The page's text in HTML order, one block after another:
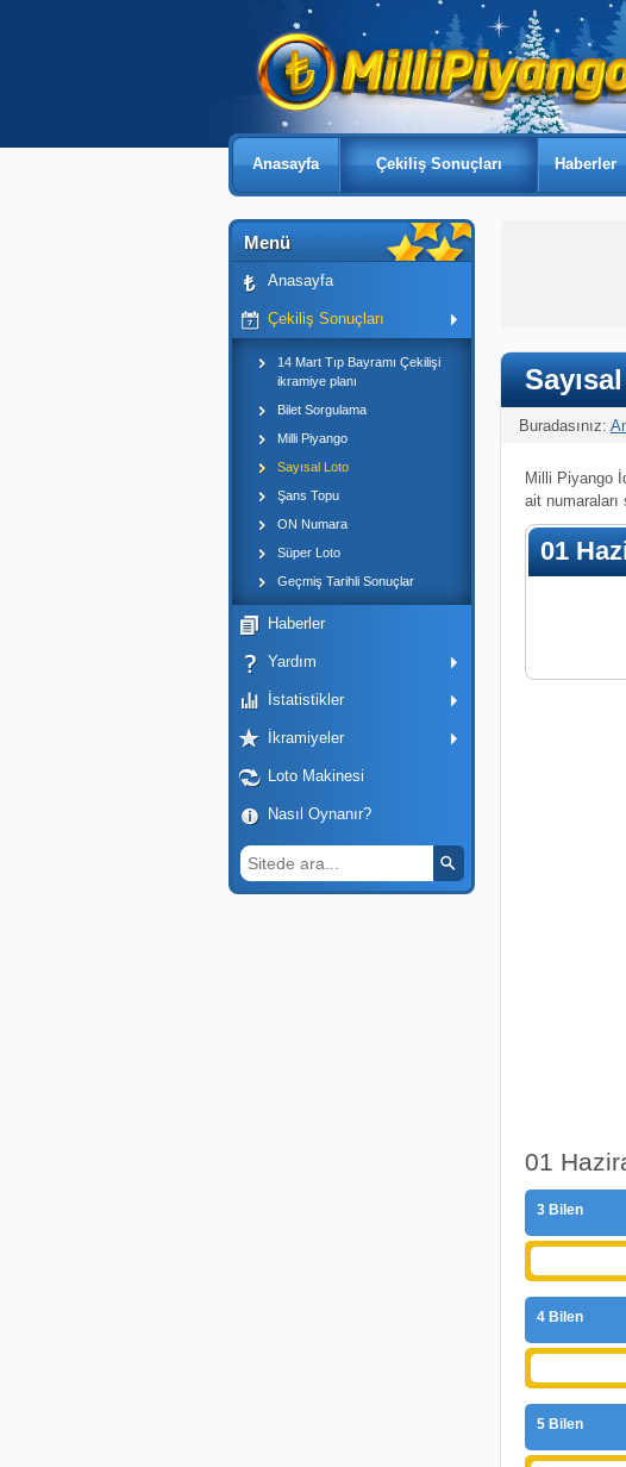
Anasayfa Çekiliş Sonuçları Haberler
Menü
Anasayfa
Çekiliş Sonuçları
14 Mart Tıp Bayramı Çekilişi
ikramiye planı
Bilet Sorgulama
Milli Piyango
Sayısal Loto
Şans Topu
ON Numara
Süper Loto
Geçmiş Tarihli Sonuçlar
Haberler
Yardım
İstatistikler
İkramiyeler
Loto Makinesi
Nasıl Oynanır?
Buradasınız:
Milli Piyango
ait
01
01
3 Bilen
4 Bilen
5 Bilen